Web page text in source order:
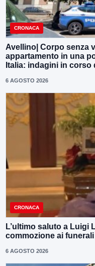
CRONACA
Avellino| Corpo senza
appartamento in una
Italia: indagini in corso
6 AGOSTO 2026
CRONACA
L’ultimo saluto a Luigi
commozione ai
6 AGOSTO 2026